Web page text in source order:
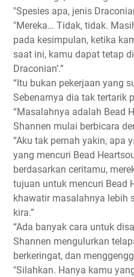
"Spesies apa, jenis
"Mereka… Tidak, tidak.
pada kesimpulan, ketika
saat ini, kamu dapat tetap
Draconian’.”
“Itu bukan pekerjaan yang
Sebenarnya dia tak tertarik
“Masalahnya adalah Bead
Shannen mulai berbicara
“Aku tak pernah yakin, apa
yang mencuri Bead
berdasarkan ceritamu,
tujuan untuk mencuri Bead
khawatir masalahnya lebih
kira.”
“Ada banyak cara untuk
Shannen mengulurkan
berkeringat, dan
"Silahkan. Hanya kamu